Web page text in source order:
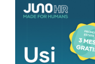
Marmo, la